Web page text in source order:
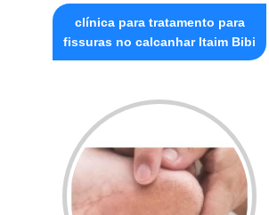
clínica para tratamento para
fissuras no calcanhar Itaim Bibi